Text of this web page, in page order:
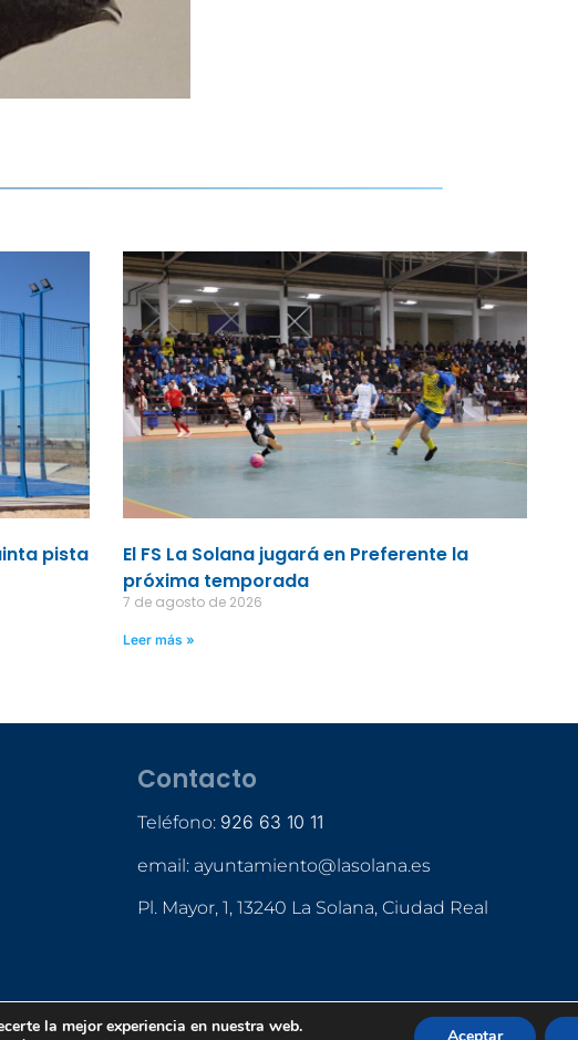
pista
El FS La Solana jugará en Preferente la
próxima temporada
7 de agosto de 2026
Leer más »
Contacto
Teléfono: 926 63 10 11
email: ayuntamiento@lasolana.es
Pl. Mayor, 1, 13240 La Solana, Ciudad Real
la mejor experiencia en nuestra web.